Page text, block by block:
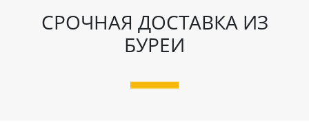
СРОЧНАЯ ДОСТАВКА ИЗ
БУРЕИ